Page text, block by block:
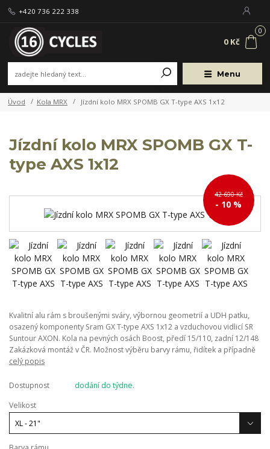
Menu
+420 736 222 338
0
0 Kč
Úvod Kola MRX Jízdní kolo MRX SPOMB GX T-type AXS 1x12
Jízdní kolo MRX SPOMB GX T-
type AXS 1x12
42 690 Kč
- 10 %
Kvalitní alu rám s broušenými sváry, výbornou geometrií a UDH patku,
osazený komponenty Sram GX T-type AXS 1x12 a vzduchovou vidlicí SR
Suntour AXON. Kola na pevných osách Boost, předí 15/110, zadní 12/148
Zakázková montáž v ČR. Možnost výběru barvy rámu, řidítek a případně
celý popis
Dostupnost
dodání do týdne.
Velikost